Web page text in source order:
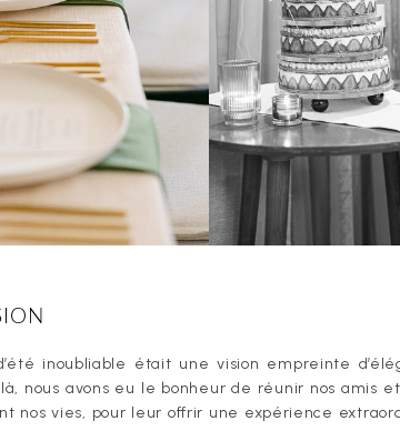
inoubliable était une vision empreinte
nous avons eu le bonheur de réunir nos amis
nos vies, pour leur offrir une expérience